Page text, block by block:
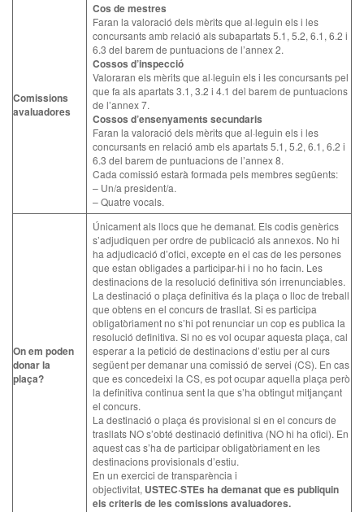
Comissions
avaluadores
Cos de mestres
Faran la valoració dels mèrits que al·leguin els i les
concursants amb relació als subapartats 5.1, 5.2, 6.1, 6.2 i
6.3 del barem de puntuacions de l’annex 2.
Cossos d’inspecció
Valoraran els mèrits que al·leguin els i les concursants pel
que fa als apartats 3.1, 3.2 i 4.1 del barem de puntuacions
de l’annex 7.
Cossos d’ensenyaments secundaris
Faran la valoració dels mèrits que al·leguin els i les
concursants en relació amb els apartats 5.1, 5.2, 6.1, 6.2 i
6.3 del barem de puntuacions de l’annex 8.
Cada comissió estarà formada pels membres següents:
– Un/a president/a.
– Quatre vocals.
On em poden
donar la
plaça?
Únicament als llocs que he demanat. Els codis genèrics
s’adjudiquen per ordre de publicació als annexos. No hi
ha adjudicació d’ofici, excepte en el cas de les persones
que estan obligades a participar-hi i no ho facin. Les
destinacions de la resolució definitiva són irrenunciables.
La destinació o plaça definitiva és la plaça o lloc de treball
que obtens en el concurs de trasllat. Si es participa
obligatòriament no s’hi pot renunciar un cop es publica la
resolució definitiva. Si no es vol ocupar aquesta plaça, cal
esperar a la petició de destinacions d’estiu per al curs
següent per demanar una comissió de servei (CS). En cas
que es concedeixi la CS, es pot ocupar aquella plaça però
la definitiva continua sent la que s’ha obtingut mitjançant
el concurs.
La destinació o plaça és provisional si en el concurs de
trasllats NO s’obté destinació definitiva (NO hi ha ofici). En
aquest cas s’ha de participar obligatòriament en les
destinacions provisionals d’estiu.
En un exercici de transparència i
objectivitat, USTEC·STEs ha demanat que es publiquin
els criteris de les comissions avaluadores.